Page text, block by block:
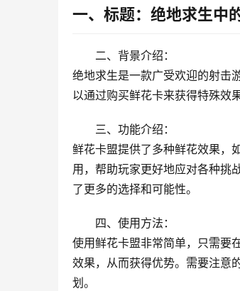
一、标题：绝地求生中
二、背景介绍：
绝地求生是一款广受欢迎的射击
以通过购买鲜花卡来获得特殊效
三、功能介绍：
鲜花卡盟提供了多种鲜花效果，
用，帮助玩家更好地应对各种挑
了更多的选择和可能性。
四、使用方法：
使用鲜花卡盟非常简单，只需要
效果，从而获得优势。需要注意
划。